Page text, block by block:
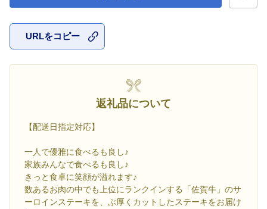
URLをコピー
返礼品について
【配送日指定対応】
一人で優雅に食べるも良し♪
家族みんなで食べるも良し♪
きっと食卓に笑顔が溢れます♪
数あるお肉の中でも上位にランクインする「佐賀牛」のサ
ーロインステーキを、ぶ厚くカットしたステーキをお届け